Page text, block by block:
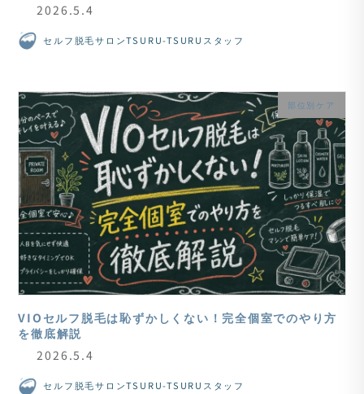
2026.5.4
セルフ脱毛サロンTSURU-TSURUスタッフ
部位別ケア
VIOセルフ脱毛は恥ずかしくない！完全個室でのやり方
を徹底解説
2026.5.4
セルフ脱毛サロンTSURU-TSURUスタッフ